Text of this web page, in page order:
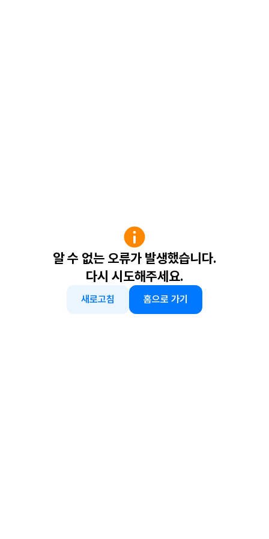
알 수 없는 오류가 발생했습니다.
다시 시도해주세요.
새로고침 홈으로 가기